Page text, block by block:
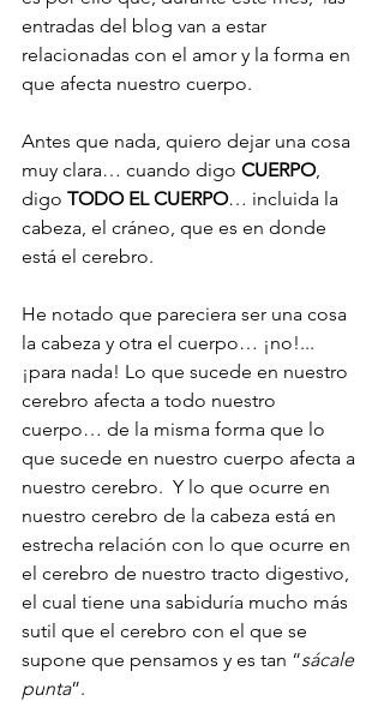
entradas del blog van a estar
relacionadas con el amor y la forma en
que afecta nuestro cuerpo.
Antes que nada, quiero dejar una cosa
muy clara… cuando digo CUERPO,
digo TODO EL CUERPO… incluida la
cabeza, el cráneo, que es en donde
está el cerebro.
He notado que pareciera ser una cosa
la cabeza y otra el cuerpo… ¡no!...
¡para nada! Lo que sucede en nuestro
cerebro afecta a todo nuestro
cuerpo… de la misma forma que lo
que sucede en nuestro cuerpo afecta a
nuestro cerebro.  Y lo que ocurre en
nuestro cerebro de la cabeza está en
estrecha relación con lo que ocurre en
el cerebro de nuestro tracto digestivo,
el cual tiene una sabiduría mucho más
sutil que el cerebro con el que se
supone que pensamos y es tan “sácale
punta”.